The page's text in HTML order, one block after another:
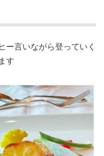
ー言いながら登っていく
す